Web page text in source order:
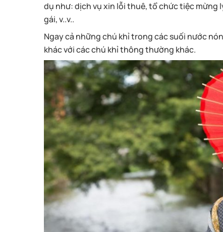
dụ như: dịch vụ xin lỗi thuê, tổ chức tiệc mừng
gái, v..v..
Ngay cả những chú khỉ trong các suối nước
khác với các chú khỉ thông thường khác.